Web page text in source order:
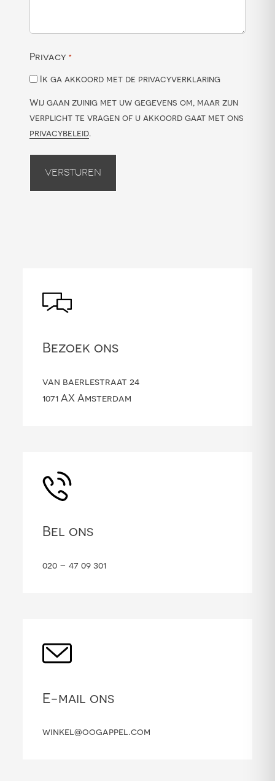
Privacy *
Ik ga akkoord met de privacyverklaring
Wij gaan zuinig met uw gegevens om, maar zijn
verplicht te vragen of u akkoord gaat met ons
privacybeleid.
Versturen
Bezoek ons
van baerlestraat 24
1071 AX Amsterdam
Bel ons
020 – 47 09 301
E-mail ons
winkel@oogappel.com